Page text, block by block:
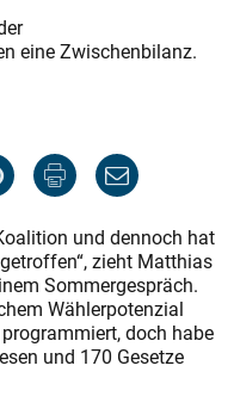
eine Zwischenbilanz.
und dennoch hat
zieht Matthias
Sommergespräch.
Wählerpotenzial
doch habe
und 170 Gesetze